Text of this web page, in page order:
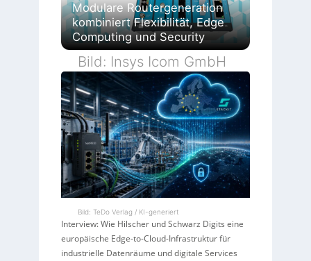
Modulare Routergeneration
kombiniert Flexibilität, Edge
Computing und Security
Bild: Insys Icom GmbH
Bild: TeDo Verlag / KI-generiert
Interview: Wie Hilscher und Schwarz Digits eine
europäische Edge-to-Cloud-Infrastruktur für
industrielle Datenräume und digitale Services